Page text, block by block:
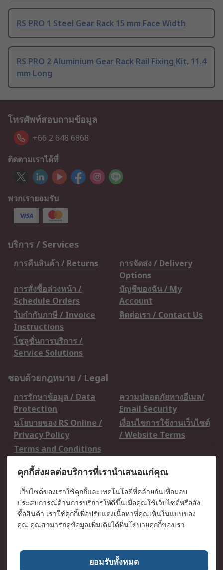
RS PRO 1 Steel Gear Rack 15 mm Face Width
RS PRO 2 Aluminium Gear Rack Rail Fixing Kit, 11.4
mm Long
โทรศัพท์สอบถามข้อมูล
+66 2 648 6868
ติดตามเราได้ที่
พวกเรายอมรับ
บริการ / Services
การคืนสินค้า / Returns
การจัดส่ง / Delivery
Options
การสั่งซื้อล่วงหน้า /
Schedule Orders
บัญชีของฉัน / My
Account
ใบกำกับภาษี / Invoice
Instructions
ติดต่อเรา / Contact Us
โซลูชั่นการบริการ /
Service Solutions
ชอบด้วยกฎหมาย / Legal
การรักษาข้อมูล / Data
Protection
ความปลอดภัยทางอีเมล/
Email Security
นโยบายของ RS Online /
Privacy Policy
เงื่อนไขการใช้งานเว็บไซต์
/ Website Terms
Terms and Conditions
เกี่ยวกับ RS / About RS
RS ทั่วโลก / RS
Worldwide
ข่าวประชาสัมพันธ์ / Press
Centre
บริษัทในเครือ RS /
วิธีการชำระเงิน /
เกี่ยวกับ RS / About RS
อาชีพที่ RS / Careers
คุกกี้ส่งผลต่อบริการที่เรานำเสนอแก่คุณ
เว็บไซต์ของเราใช้คุกกี้และเทคโนโลยีที่คล้ายกันเพื่อมอบ
ประสบการณ์ด้านการบริการให้ดีขึ้นเมื่อคุณใช้เว็บไซต์หรือสั่ง
ซื้อสินค้า เราใช้คุกกี้เพื่อปรับแต่งเนื้อหาที่คุณเห็นในแบบของ
คุณ คุณสามารถดูข้อมูลเพิ่มเติมได้ที่นโยบายคุกกี้ของเรา
ยอมรับทั้งหมด